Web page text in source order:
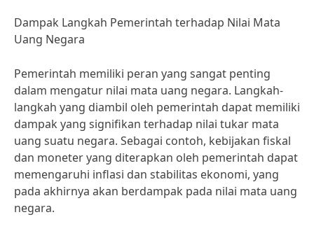
Dampak Langkah Pemerintah terhadap Nilai Mata
Uang Negara
Pemerintah memiliki peran yang sangat penting
dalam mengatur nilai mata uang negara. Langkah-
langkah yang diambil oleh pemerintah dapat memiliki
dampak yang signifikan terhadap nilai tukar mata
uang suatu negara. Sebagai contoh, kebijakan fiskal
dan moneter yang diterapkan oleh pemerintah dapat
memengaruhi inflasi dan stabilitas ekonomi, yang
pada akhirnya akan berdampak pada nilai mata uang
negara.